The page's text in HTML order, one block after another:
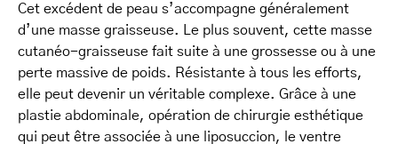
Cet excédent de peau s’accompagne généralement
d’une masse graisseuse. Le plus souvent, cette masse
cutanéo-graisseuse fait suite à une grossesse ou à une
perte massive de poids. Résistante à tous les efforts,
elle peut devenir un véritable complexe. Grâce à une
plastie abdominale, opération de chirurgie esthétique
qui peut être associée à une liposuccion, le ventre